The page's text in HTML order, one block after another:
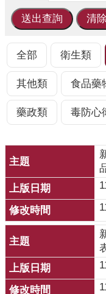
業
人
區
主
題
專
區
便
民
務
政
府
資
訊
公
開
全部 衛生類
其他類 食品藥
藥政類 毒防心